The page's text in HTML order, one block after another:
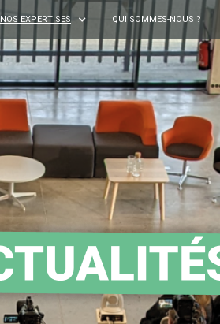
NOS EXPERTISES QUI SOMMES-NOUS ?